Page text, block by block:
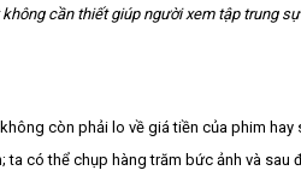
cần thiết giúp người xem tập trung
còn phải lo về giá tiền của phim
ta có thể chụp hàng trăm bức ảnh và